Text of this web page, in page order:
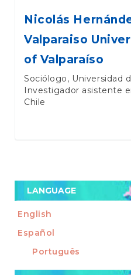
Nicolás
Valparaiso
of Valparaíso
Sociólogo, Universidad
Investigador asistente
Chile
LANGUAGE
English
Español
Português